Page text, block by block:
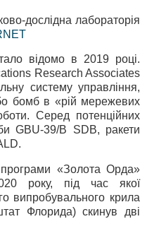
дослідна лабораторія
відомо в 2019 році.
Research Associates
систему управління,
бомб в «рій мережевих
Серед потенційних
GBU-39/B SDB, ракети
«Золота Орда»
року, під час якої
випробувального крила
Флорида) скинув дві